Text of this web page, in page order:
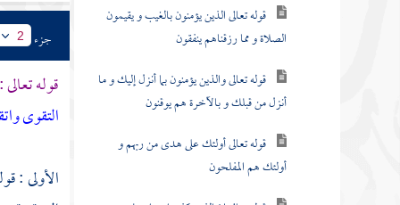
قوله تعالى الذين يؤمنون بالغيب و يقيمون
الصلاة و مما رزقناهم ينفقون
قوله تعالى والذين يؤمنون بما أنزل إليك و ما
أنزل من قبلك و بالآخرة هم يوقنون
قوله تعالى أولئك على هدى من ربهم و
أولئك هم المفلحون
جزء 2
قوله
التقوى
الأولى :